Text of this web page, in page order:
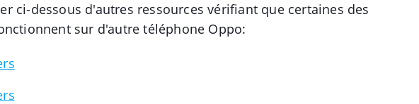
ci-dessous d'autres ressources vérifiant que certaines des
sur d'autre téléphone Oppo: